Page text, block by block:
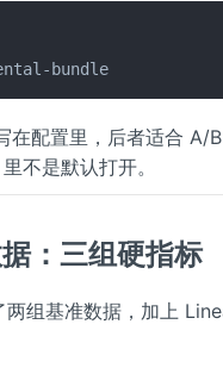
bundle
在配置里，后者适合 A/
不是默认打开。
：三组硬指标
组基准数据，加上